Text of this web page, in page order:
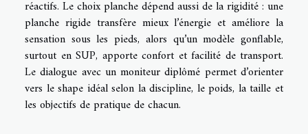
réactifs. Le choix planche dépend aussi de la rigidité : une
planche rigide transfère mieux l’énergie et améliore la
sensation sous les pieds, alors qu’un modèle gonflable,
surtout en SUP, apporte confort et facilité de transport.
Le dialogue avec un moniteur diplômé permet d’orienter
vers le shape idéal selon la discipline, le poids, la taille et
les objectifs de pratique de chacun.